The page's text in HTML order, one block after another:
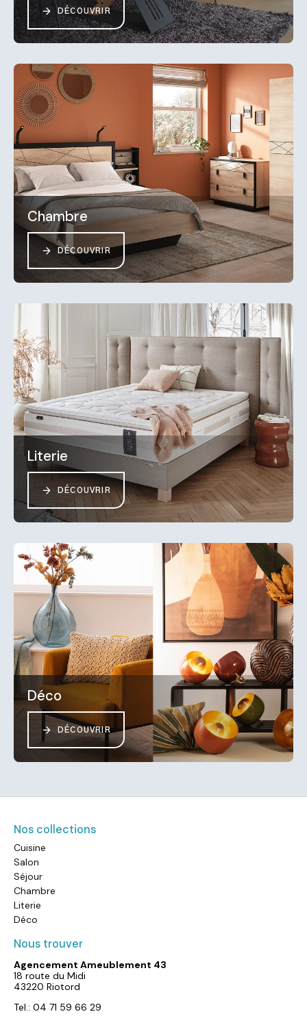
DÉCOUVRIR
Chambre
DÉCOUVRIR
Literie
DÉCOUVRIR
Déco
DÉCOUVRIR
Nos collections
Cuisine
Salon
Séjour
Chambre
Literie
Déco
Nous trouver
Agencement Ameublement 43
18 route du Midi
43220 Riotord
Tel.: 04 71 59 66 29